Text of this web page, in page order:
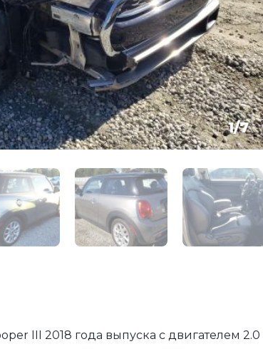
1/7
III 2018 года выпуска с двигателем 2.0